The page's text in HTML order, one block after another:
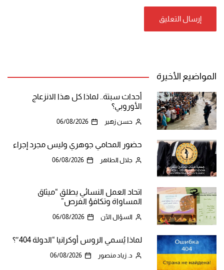
المواضيع الأخيرة
أحداث سبتة.. لماذا كل هذا الانزعاج
الأوروبي؟
حسن زهير 06/08/2026
حضور المحامي جوهري وليس مجرد إجراء
جلال الطاهر 06/08/2026
اتحاد العمل النسائي يطلق “ميثاق
المساواة وتكافؤ الفرص”
السؤال الآن 06/08/2026
لماذا يُسمي الروس أوكرانيا “الدولة 404″؟
د. زياد منصور 06/08/2026